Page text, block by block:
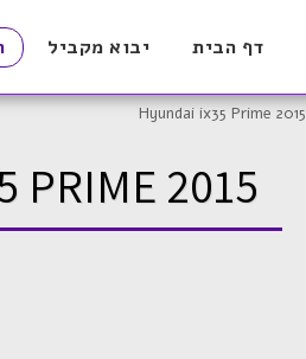
דף הבית יבוא מקביל
Hyundai ix35 Prime 2015
PRIME 2015